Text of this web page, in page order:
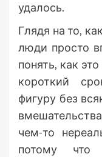
удалось.
Глядя на то,
люди просто
понять, как
короткий
фигуру без
чем-то
потому что